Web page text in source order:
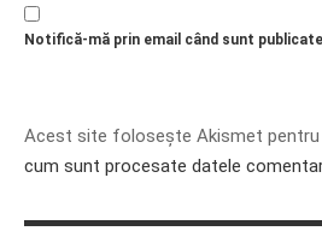
Notifică-mă prin email când sunt
Acest site folosește Akismet pentru
cum sunt procesate datele